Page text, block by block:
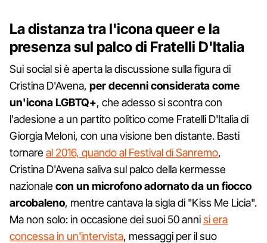
La distanza tra l'icona queer e la
presenza sul palco di Fratelli D'Italia
Sui social si è aperta la discussione sulla figura di
Cristina D'Avena, per decenni considerata come
un'icona LGBTQ+, che adesso si scontra con
l'adesione a un partito politico come Fratelli D'Italia di
Giorgia Meloni, con una visione ben distante. Basti
tornareal 2016, quando al Festival di Sanremo,
Cristina D'Avena saliva sul palco della kermesse
nazionalecon un microfono adornato da un fiocco
arcobaleno, mentre cantava la sigla di "Kiss Me Licia".
Ma non solo: in occasione dei suoi 50 annisi era
concessa in un'intervista, messaggi per il suo